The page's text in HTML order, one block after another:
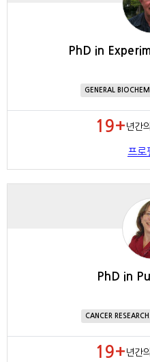
PhD in
GENERAL
19+ 년간
프로
PhD in
CANCER
19+ 년간